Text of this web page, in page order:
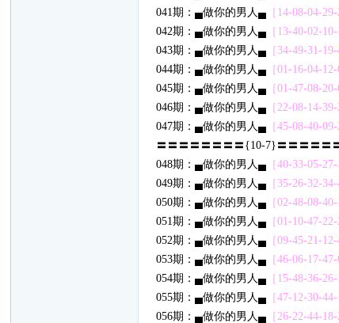
041期：▄做你的男人▄ ［14-08-04-
042期：▄做你的男人▄ ［13-40-02-
043期：▄做你的男人▄ ［34-49-31-
044期：▄做你的男人▄ ［01-16-04-
045期：▄做你的男人▄ ［01-47-08-
046期：▄做你的男人▄ ［22-08-14-
047期：▄做你的男人▄ ［45-08-40-
〓〓〓〓〓〓〓〓{10-7}〓〓〓〓〓
048期：▄做你的男人▄ ［40-33-05-
049期：▄做你的男人▄ ［35-26-32-
050期：▄做你的男人▄ ［02-48-08-
051期：▄做你的男人▄ ［01-10-47-
052期：▄做你的男人▄ ［09-45-21-
053期：▄做你的男人▄ ［46-06-17-
054期：▄做你的男人▄ ［15-48-36-
055期：▄做你的男人▄ ［47-12-30-
056期：▄做你的男人▄ ［26-22-44-